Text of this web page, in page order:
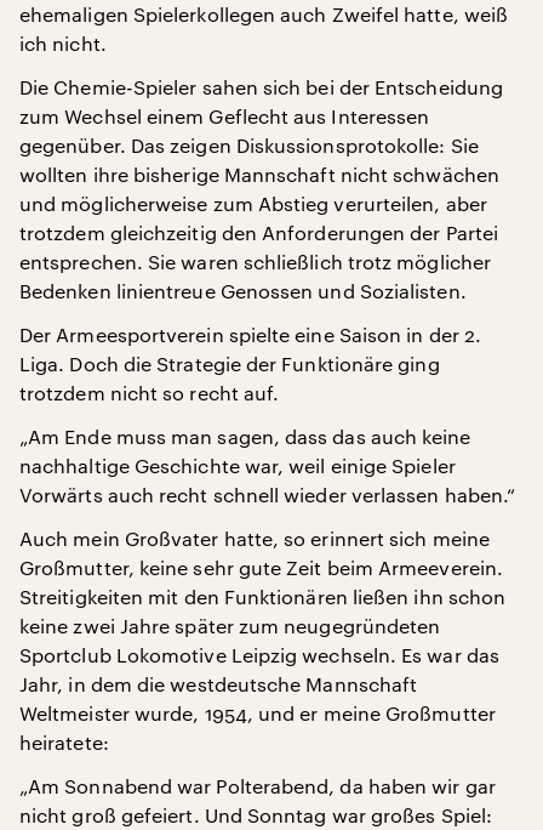
ehemaligen Spielerkollegen auch Zweifel hatte, weiß
ich nicht.
Die Chemie-Spieler sahen sich bei der Entscheidung
zum Wechsel einem Geflecht aus Interessen
gegenüber. Das zeigen Diskussionsprotokolle: Sie
wollten ihre bisherige Mannschaft nicht schwächen
und möglicherweise zum Abstieg verurteilen, aber
trotzdem gleichzeitig den Anforderungen der Partei
entsprechen. Sie waren schließlich trotz möglicher
Bedenken linientreue Genossen und Sozialisten.
Der Armeesportverein spielte eine Saison in der 2.
Liga. Doch die Strategie der Funktionäre ging
trotzdem nicht so recht auf.
„Am Ende muss man sagen, dass das auch keine
nachhaltige Geschichte war, weil einige Spieler
Vorwärts auch recht schnell wieder verlassen haben.“
Auch mein Großvater hatte, so erinnert sich meine
Großmutter, keine sehr gute Zeit beim Armeeverein.
Streitigkeiten mit den Funktionären ließen ihn schon
keine zwei Jahre später zum neugegründeten
Sportclub Lokomotive Leipzig wechseln. Es war das
Jahr, in dem die westdeutsche Mannschaft
Weltmeister wurde, 1954, und er meine Großmutter
heiratete:
„Am Sonnabend war Polterabend, da haben wir gar
nicht groß gefeiert. Und Sonntag war großes Spiel: